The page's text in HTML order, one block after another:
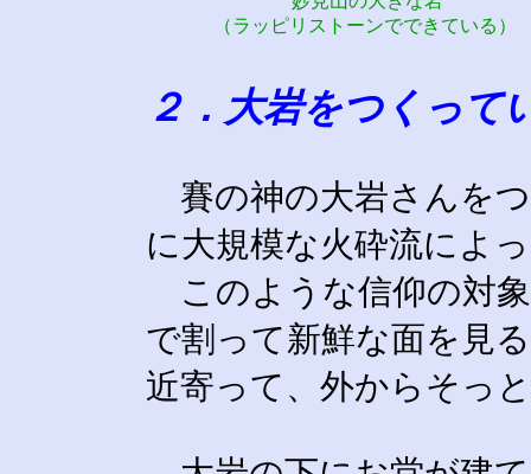
（ラッピリストーンでできている）
２．大岩をつくって
賽の神の大岩さんを
に大規模な火砕流によ
このような信仰の対
で割って新鮮な面を見
近寄って、外からそっ